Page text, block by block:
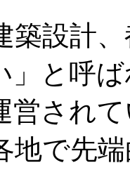
築設計
」と呼
営され
地で先